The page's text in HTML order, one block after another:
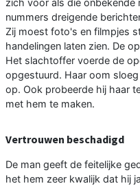
zich voor als die onbekende
nummers dreigende
Zij moest foto's en filmpjes
handelingen laten zien. De
Het slachtoffer voerde de
opgestuurd. Haar oom
op. Ook probeerde hij haar
met hem te maken.
Vertrouwen beschadigd
De man geeft de feitelijke
het hem zeer kwalijk dat hij